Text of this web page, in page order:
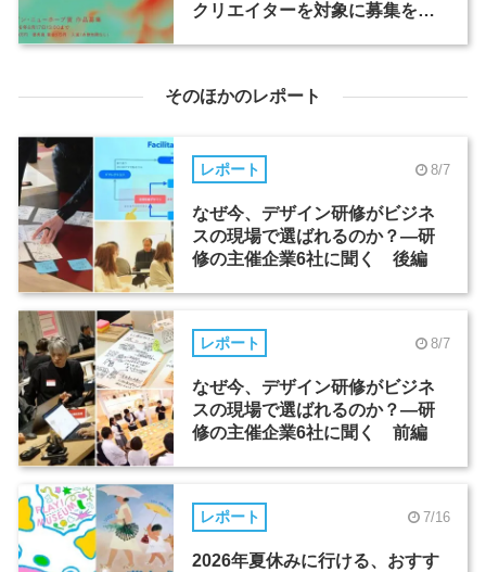
クリエイターを対象に募集を開
そのほかのレポート
レポート 8/7
なぜ今、デザイン研修がビジネ
スの現場で選ばれるのか？―研
修の主催企業6社に聞く 後編
レポート 8/7
なぜ今、デザイン研修がビジネ
スの現場で選ばれるのか？―研
修の主催企業6社に聞く 前編
レポート 7/16
2026年夏休みに行ける、おすす